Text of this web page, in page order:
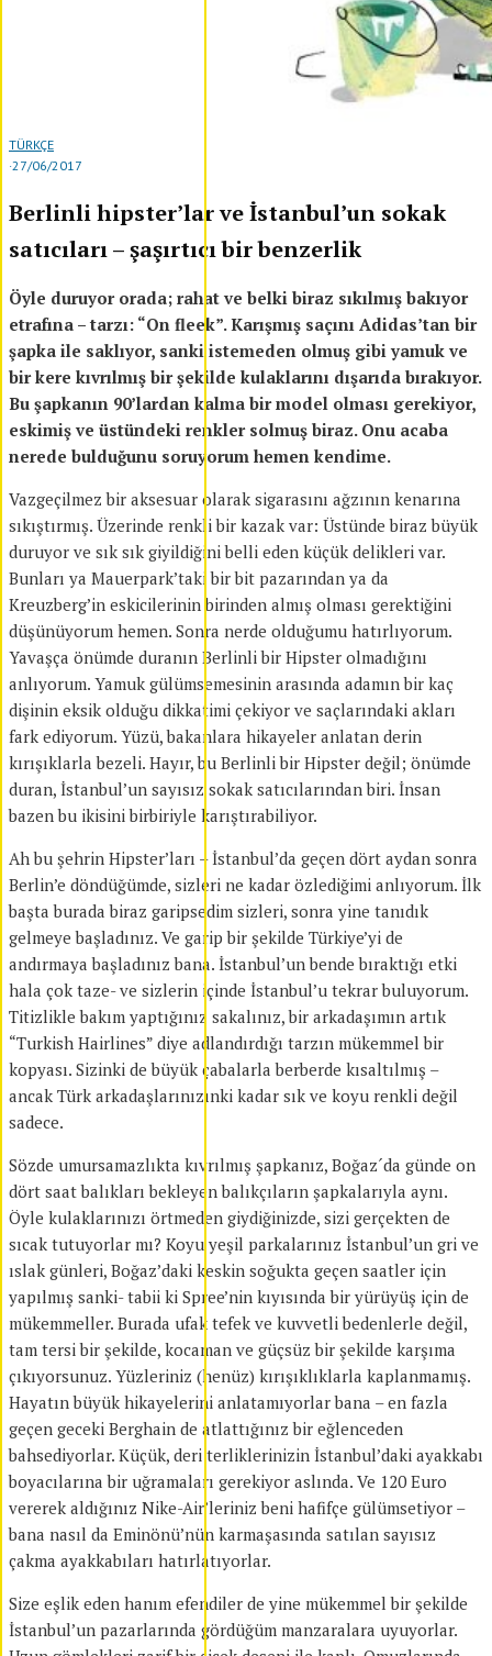
TÜRKÇE
·27/06/2017
Berlinli hipster’lar ve İstanbul’un sokak
satıcıları – şaşırtıcı bir benzerlik
Öyle duruyor orada; rahat ve belki biraz sıkılmış bakıyor
etrafına – tarzı: “On fleek”. Karışmış saçını Adidas’tan bir
şapka ile saklıyor, sanki istemeden olmuş gibi yamuk ve
bir kere kıvrılmış bir şekilde kulaklarını dışarıda bırakıyor.
Bu şapkanın 90’lardan kalma bir model olması gerekiyor,
eskimiş ve üstündeki renkler solmuş biraz. Onu acaba
nerede bulduğunu soruyorum hemen kendime.
Vazgeçilmez bir aksesuar olarak sigarasını ağzının kenarına
sıkıştırmış. Üzerinde renkli bir kazak var: Üstünde biraz büyük
duruyor ve sık sık giyildiğini belli eden küçük delikleri var.
Bunları ya Mauerpark’taki bir bit pazarından ya da
Kreuzberg’in eskicilerinin birinden almış olması gerektiğini
düşünüyorum hemen. Sonra nerde olduğumu hatırlıyorum.
Yavaşça önümde duranın Berlinli bir Hipster olmadığını
anlıyorum. Yamuk gülümsemesinin arasında adamın bir kaç
dişinin eksik olduğu dikkatimi çekiyor ve saçlarındaki akları
fark ediyorum. Yüzü, bakanlara hikayeler anlatan derin
kırışıklarla bezeli. Hayır, bu Berlinli bir Hipster değil; önümde
duran, İstanbul’un sayısız sokak satıcılarından biri. İnsan
bazen bu ikisini birbiriyle karıştırabiliyor.
Ah bu şehrin Hipster’ları – İstanbul’da geçen dört aydan sonra
Berlin’e döndüğümde, sizleri ne kadar özlediğimi anlıyorum. İlk
başta burada biraz garipsedim sizleri, sonra yine tanıdık
gelmeye başladınız. Ve garip bir şekilde Türkiye’yi de
andırmaya başladınız bana. İstanbul’un bende bıraktığı etki
hala çok taze- ve sizlerin içinde İstanbul’u tekrar buluyorum.
Titizlikle bakım yaptığınız sakalınız, bir arkadaşımın artık
“Turkish Hairlines” diye adlandırdığı tarzın mükemmel bir
kopyası. Sizinki de büyük çabalarla berberde kısaltılmış –
ancak Türk arkadaşlarınızınki kadar sık ve koyu renkli değil
sadece.
Sözde umursamazlıkta kıvrılmış şapkanız, Boğaz´da günde on
dört saat balıkları bekleyen balıkçıların şapkalarıyla aynı.
Öyle kulaklarınızı örtmeden giydiğinizde, sizi gerçekten de
sıcak tutuyorlar mı? Koyu yeşil parkalarınız İstanbul’un gri ve
ıslak günleri, Boğaz’daki keskin soğukta geçen saatler için
yapılmış sanki- tabii ki Spree’nin kıyısında bir yürüyüş için de
mükemmeller. Burada ufak tefek ve kuvvetli bedenlerle değil,
tam tersi bir şekilde, kocaman ve güçsüz bir şekilde karşıma
çıkıyorsunuz. Yüzleriniz (henüz) kırışıklıklarla kaplanmamış.
Hayatın büyük hikayelerini anlatamıyorlar bana – en fazla
geçen geceki Berghain de atlattığınız bir eğlenceden
bahsediyorlar. Küçük, deri terliklerinizin İstanbul’daki ayakkabı
boyacılarına bir uğramaları gerekiyor aslında. Ve 120 Euro
vererek aldığınız Nike-Air’leriniz beni hafifçe gülümsetiyor –
bana nasıl da Eminönü’nün karmaşasında satılan sayısız
çakma ayakkabıları hatırlatıyorlar.
Size eşlik eden hanım efendiler de yine mükemmel bir şekilde
İstanbul’un pazarlarında gördüğüm manzaralara uyuyorlar.